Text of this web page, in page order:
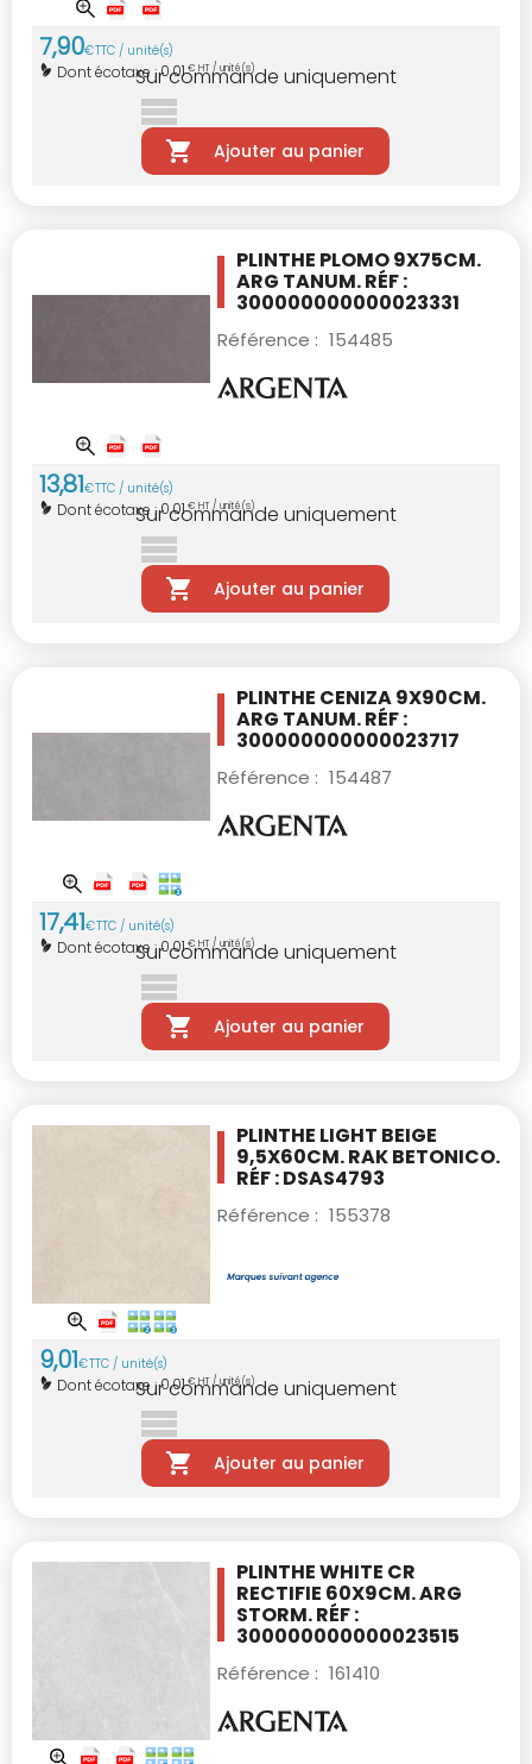
7,90€TTC / unité(s)
Dont écotaxe :0,01€ HT / unité(s)
Sur commande uniquement
Ajouter au panier
PLINTHE PLOMO 9X75CM.
ARG TANUM. RÉF :
300000000000023331
Référence : 154485
13,81€TTC / unité(s)
Dont écotaxe :0,01€ HT / unité(s)
Sur commande uniquement
Ajouter au panier
PLINTHE CENIZA 9X90CM.
ARG TANUM. RÉF :
300000000000023717
Référence : 154487
17,41€TTC / unité(s)
Dont écotaxe :0,01€ HT / unité(s)
Sur commande uniquement
Ajouter au panier
PLINTHE LIGHT BEIGE
9,5X60CM.RAK BETONICO.
RÉF : DSAS4793
Référence : 155378
9,01€TTC / unité(s)
Dont écotaxe :0,01€ HT / unité(s)
Sur commande uniquement
Ajouter au panier
PLINTHE WHITE CR
RECTIFIE 60X9CM.ARG
STORM. RÉF :
300000000000023515
Référence : 161410